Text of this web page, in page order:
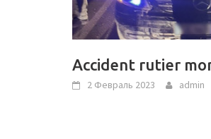
Accident rutier
2 Февраль 2023 admin